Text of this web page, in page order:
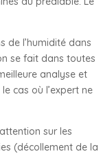
de l’humidité dans
se fait dans toutes
analyse et
cas où l’expert ne
sur les
(décollement de la